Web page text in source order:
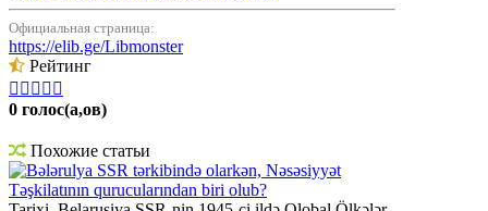
Официальная страница:
https://elib.ge/Libmonster
Рейтинг
    
0 голос(а,ов)
Похожие статьи
Bələrulya SSR tərkibində olarkən, Nəsəsiyyət
Təşkilatının qurucularından biri olub?